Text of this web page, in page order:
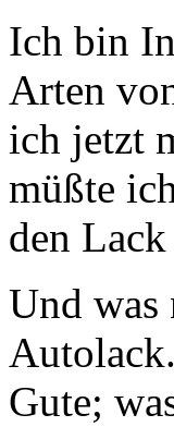
Ich bin
Arten
ich jetzt
müßte
den
Und was
Gute;